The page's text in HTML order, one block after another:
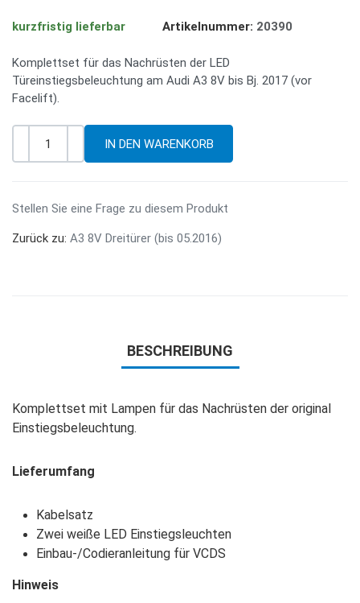
kurzfristig lieferbar Artikelnummer: 20390
Komplettset für das Nachrüsten der LED
Türeinstiegsbeleuchtung am Audi A3 8V bis Bj. 2017 (vor
Facelift).
Stellen Sie eine Frage zu diesem Produkt
Zurück zu: A3 8V Dreitürer (bis 05.2016)
BESCHREIBUNG
Komplettset mit Lampen für das Nachrüsten der original
Einstiegsbeleuchtung.
Lieferumfang
Kabelsatz
Zwei weiße LED Einstiegsleuchten
Einbau-/Codieranleitung für VCDS
Hinweis